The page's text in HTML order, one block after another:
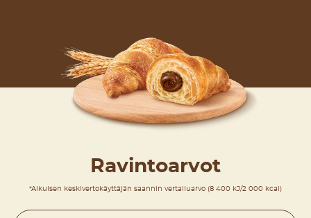
Ravintoarvot
*Aikuisen keskivertokäyttäjän saannin vertailuarvo (8 400 kJ/2 000 kcal)